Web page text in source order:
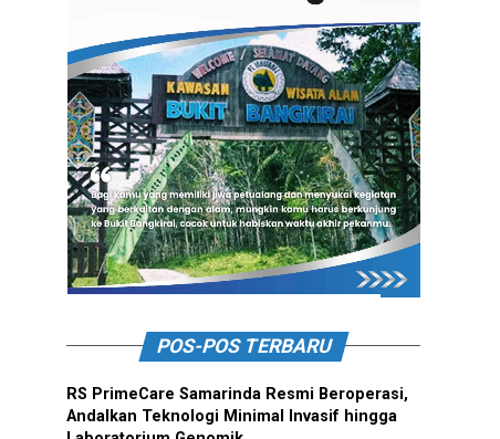
POS-POS TERBARU
RS PrimeCare Samarinda Resmi Beroperasi,
Andalkan Teknologi Minimal Invasif hingga